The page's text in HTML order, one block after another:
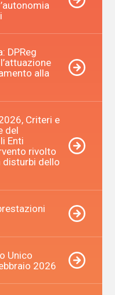
DPReg
alla
Criteri e
del
Enti
rivolto
disturbi dello
Unico
2026